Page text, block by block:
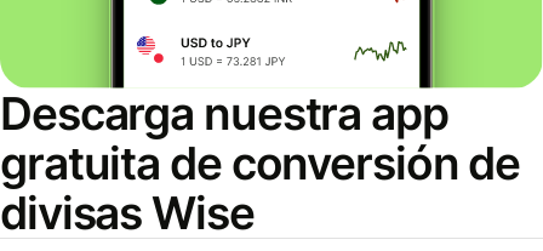
Descarga nuestra app
gratuita de conversión de
divisas Wise